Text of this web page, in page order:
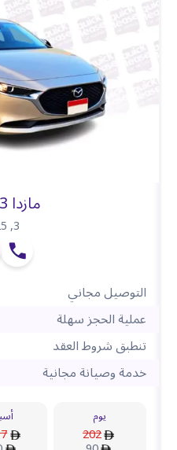
مازدا 3 2025
3
,
التوصيل مجاني
عملية الحجز سهلة
تنطبق شروط العقد
خدمة وصيانة مجانية
يوم
202